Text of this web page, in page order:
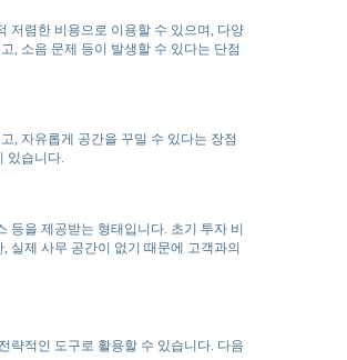
저렴한 비용으로 이용할 수 있으며, 다양
, 소음 문제 등이 발생할 수 있다는 단점
, 자유롭게 공간을 꾸밀 수 있다는 장점
있습니다.
을 제공받는 형태입니다. 초기 투자 비
실제 사무 공간이 없기 때문에 고객과의
략적인 도구로 활용할 수 있습니다. 다음